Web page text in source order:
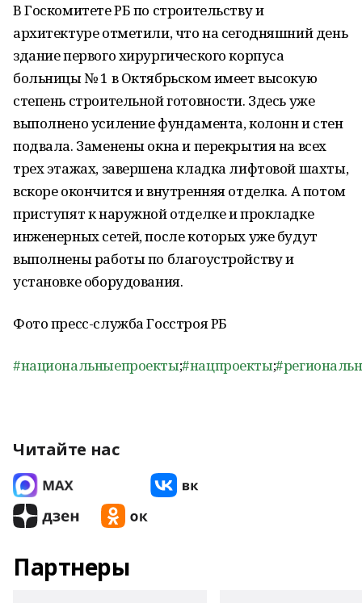
В Госкомитете РБ по строительству и
архитектуре отметили, что на сегодняшний день
здание первого хирургического корпуса
больницы № 1 в Октябрьском имеет высокую
степень строительной готовности. Здесь уже
выполнено усиление фундамента, колонн и стен
подвала. Заменены окна и перекрытия на всех
трех этажах, завершена кладка лифтовой шахты,
вскоре окончится и внутренняя отделка. А потом
приступят к наружной отделке и прокладке
инженерных сетей, после которых уже будут
выполнены работы по благоустройству и
установке оборудования.
Фото пресс-служба Госстроя РБ
#национальныепроекты;#нацпроекты;
Читайте нас
Партнеры